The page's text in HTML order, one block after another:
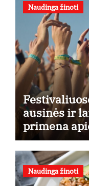
Naudinga žinoti
ausinės ir
primena
finansines
Naudinga žinoti